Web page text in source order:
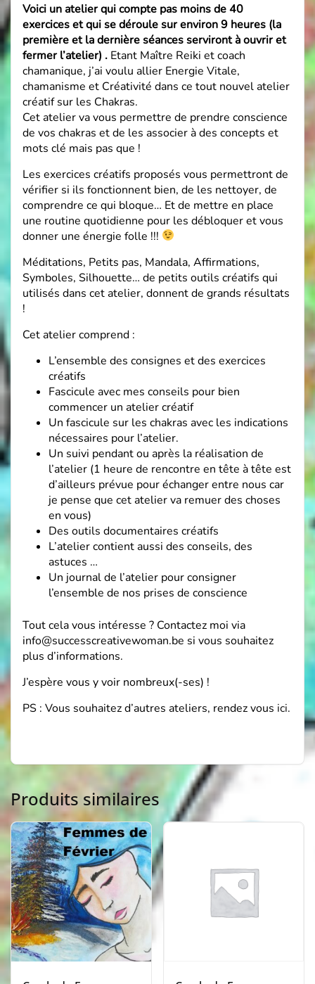
Voici un atelier qui compte pas moins de 40
exercices et qui se déroule sur environ 9 heures (la
première et la dernière séances serviront à ouvrir et
fermer l’atelier) . Etant Maître Reiki et coach
chamanique, j’ai voulu allier Energie Vitale,
chamanisme et Créativité dans ce tout nouvel atelier
créatif sur les Chakras.
Cet atelier va vous permettre de prendre conscience
de vos chakras et de les associer à des concepts et
mots clé mais pas que !
Les exercices créatifs proposés vous permettront de
vérifier si ils fonctionnent bien, de les nettoyer, de
comprendre ce qui bloque… Et de mettre en place
une routine quotidienne pour les débloquer et vous
donner une énergie folle !!!
Méditations, Petits pas, Mandala, Affirmations,
Symboles, Silhouette… de petits outils créatifs qui
utilisés dans cet atelier, donnent de grands résultats
!
Cet atelier comprend :
L’ensemble des consignes et des exercices
créatifs
Fascicule avec mes conseils pour bien
commencer un atelier créatif
Un fascicule sur les chakras avec les indications
nécessaires pour l’atelier.
Un suivi pendant ou après la réalisation de
l’atelier (1 heure de rencontre en tête à tête est
d’ailleurs prévue pour échanger entre nous car
je pense que cet atelier va remuer des choses
en vous)
Des outils documentaires créatifs
L’atelier contient aussi des conseils, des
astuces …
Un journal de l’atelier pour consigner
l’ensemble de nos prises de conscience
Tout cela vous intéresse ? Contactez moi via
info@successcreativewoman.be si vous souhaitez
plus d’informations.
J’espère vous y voir nombreux(-ses) !
PS : Vous souhaitez d’autres ateliers, rendez vous ici.
Produits similaires